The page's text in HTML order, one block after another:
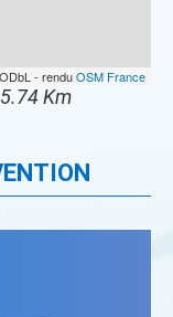
- renduOSM France
Km